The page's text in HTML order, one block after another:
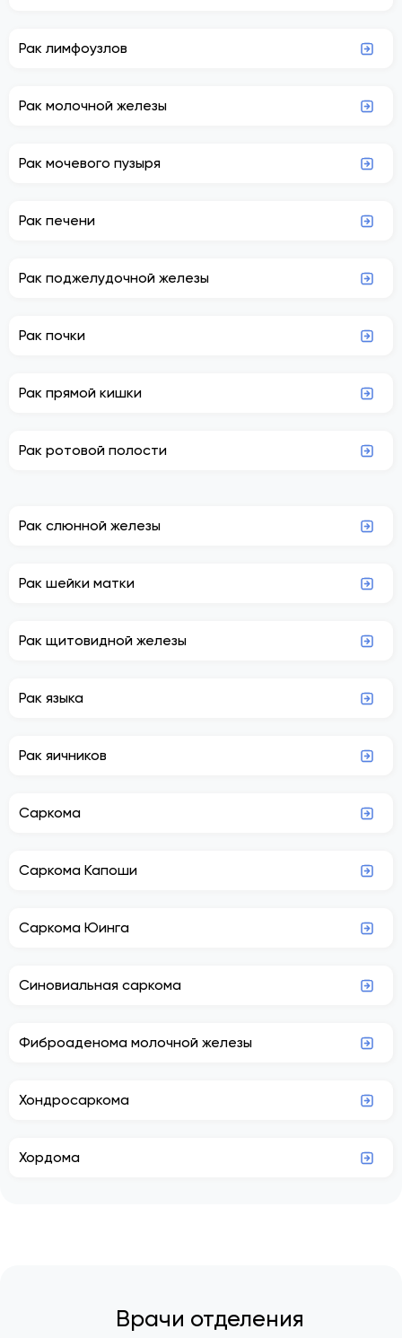
Рак лимфоузлов
Рак молочной железы
Рак мочевого пузыря
Рак печени
Рак поджелудочной железы
Рак почки
Рак прямой кишки
Рак ротовой полости
Рак слюнной железы
Рак шейки матки
Рак щитовидной железы
Рак языка
Рак яичников
Саркома
Саркома Капоши
Саркома Юинга
Синовиальная саркома
Фиброаденома молочной железы
Хондросаркома
Хордома
Врачи отделения